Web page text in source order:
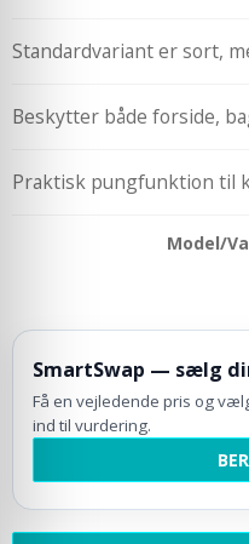
Standardvariant er sort,
Beskytter både forside,
Praktisk pungfunktion til
Model/
SmartSwap — sælg
Få en vejledende pris og
ind til vurdering.